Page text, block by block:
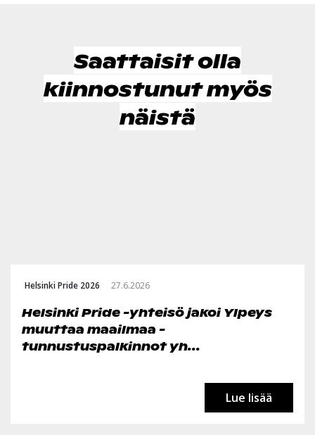
Saattaisit olla
kiinnostunut myös
näistä
Helsinki Pride 2026 27.6.2026
Helsinki Pride -yhteisö jakoi Ylpeys
muuttaa maailmaa -
tunnustuspalkinnot yh...
Lue lisää